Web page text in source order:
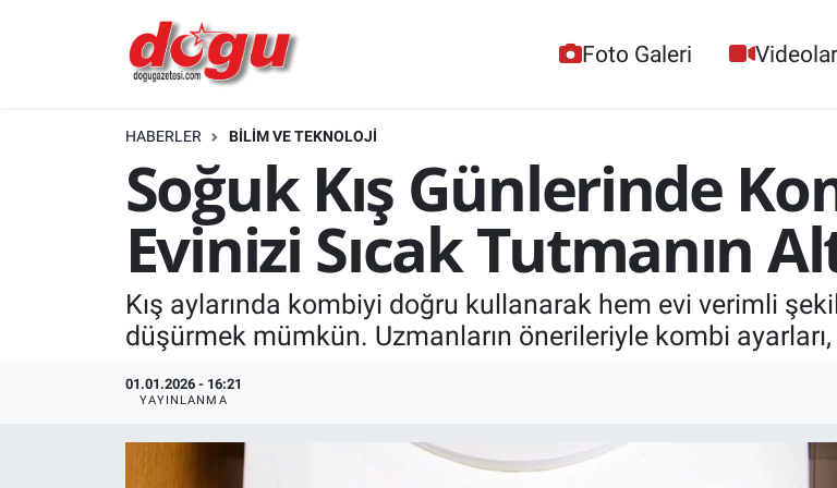
Foto Galeri Videolar
HABERLER BİLİM VE TEKNOLOJİ
Soğuk Kış Günlerinde
Evinizi Sıcak Tutmanın
Kış aylarında kombiyi doğru kullanarak hem evi verimli
düşürmek mümkün. Uzmanların önerileriyle kombi
01.01.2026 - 16:21
YAYINLANMA
ERZINCAN
GÜNDEM
ERZİNCAN FOTOĞRAFLARI